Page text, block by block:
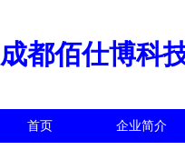
成都佰仕博科
首页 企业简介